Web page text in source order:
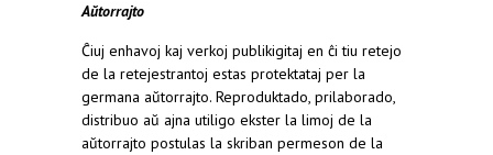
Aŭtorrajto
Ĉiuj enhavoj kaj verkoj publikigitaj en ĉi tiu retejo
de la retejestrantoj estas protektataj per la
germana aŭtorrajto. Reproduktado, prilaborado,
distribuo aŭ ajna utiligo ekster la limoj de la
aŭtorrajto postulas la skriban permeson de la